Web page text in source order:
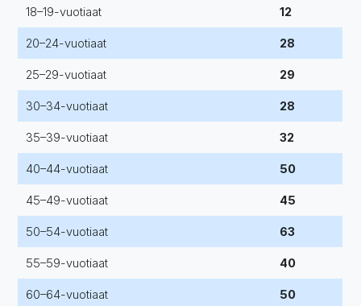
18–19-vuotiaat 12
20–24-vuotiaat 28
25–29-vuotiaat 29
30–34-vuotiaat 28
35–39-vuotiaat 32
40–44-vuotiaat 50
45–49-vuotiaat 45
50–54-vuotiaat 63
55–59-vuotiaat 40
60–64-vuotiaat 50